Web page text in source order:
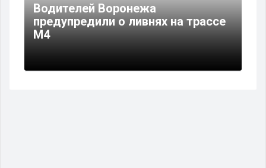
Водителей Воронежа
предупредили о ливнях на трассе
М4